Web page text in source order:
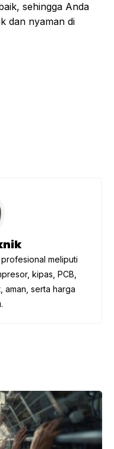
sehingga Anda
dan nyaman di
meliputi
kipas, PCB,
aman, serta harga